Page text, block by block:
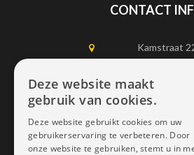
CONTACT
Kamstraat
1750 Lennik
0497452898
info@dais.be
Deze website maakt
gebruik van cookies.
Deze website gebruikt cookies om uw
gebruikerservaring te verbeteren. Door
onze website te gebruiken, stemt u in